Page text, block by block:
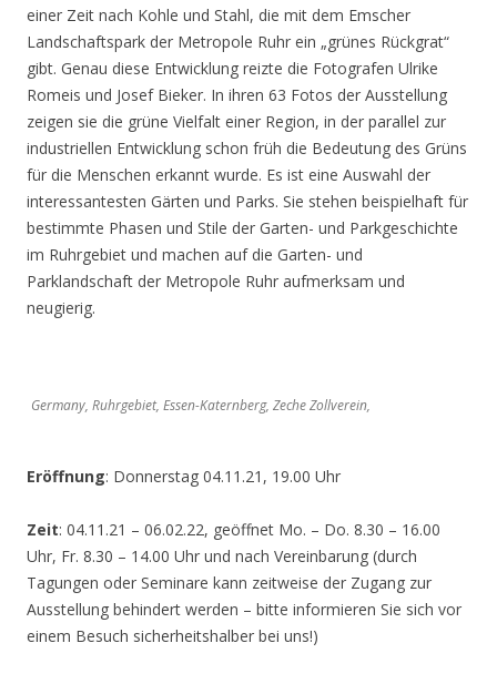
einer Zeit nach Kohle und Stahl, die mit dem Emscher
Landschaftspark der Metropole Ruhr ein „grünes Rückgrat“
gibt. Genau diese Entwicklung reizte die Fotografen Ulrike
Romeis und Josef Bieker. In ihren 63 Fotos der Ausstellung
zeigen sie die grüne Vielfalt einer Region, in der parallel zur
industriellen Entwicklung schon früh die Bedeutung des Grüns
für die Menschen erkannt wurde. Es ist eine Auswahl der
interessantesten Gärten und Parks. Sie stehen beispielhaft für
bestimmte Phasen und Stile der Garten- und Parkgeschichte
im Ruhrgebiet und machen auf die Garten- und
Parklandschaft der Metropole Ruhr aufmerksam und
neugierig.
Germany, Ruhrgebiet, Essen-Katernberg, Zeche Zollverein,
Eröffnung: Donnerstag 04.11.21, 19.00 Uhr
Zeit: 04.11.21 – 06.02.22, geöffnet Mo. – Do. 8.30 – 16.00
Uhr, Fr. 8.30 – 14.00 Uhr und nach Vereinbarung (durch
Tagungen oder Seminare kann zeitweise der Zugang zur
Ausstellung behindert werden – bitte informieren Sie sich vor
einem Besuch sicherheitshalber bei uns!)